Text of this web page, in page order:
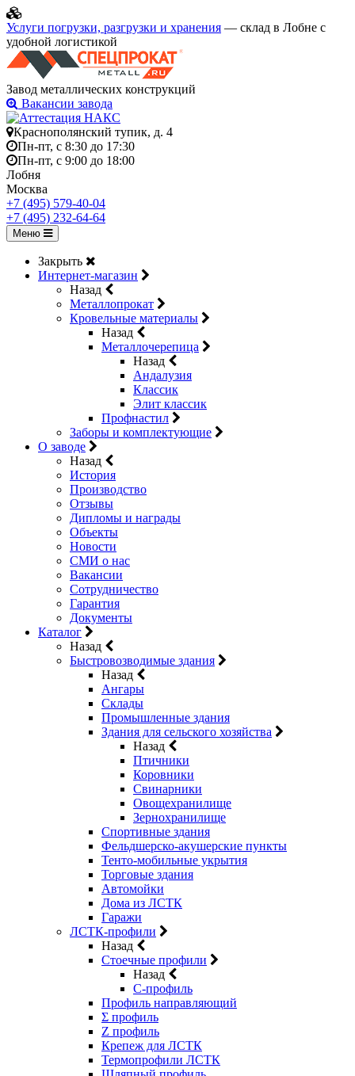
Услуги погрузки, разгрузки и хранения — склад в Лобне с
удобной логистикой
Завод металлических конструкций
Вакансии завода
Краснополянский тупик, д. 4
Пн-пт, с 8:30 до 17:30
Пн-пт, с 9:00 до 18:00
Лобня
Москва
+7 (495) 579-40-04
+7 (495) 232-64-64
Меню
Закрыть
Интернет-магазин
Назад
Металлопрокат
Кровельные материалы
Назад
Металлочерепица
Назад
Андалузия
Классик
Элит классик
Профнастил
Заборы и комплектующие
О заводе
Назад
История
Производство
Отзывы
Дипломы и награды
Объекты
Новости
СМИ о нас
Вакансии
Сотрудничество
Гарантия
Документы
Каталог
Назад
Быстровозводимые здания
Назад
Ангары
Склады
Промышленные здания
Здания для сельского хозяйства
Назад
Птичники
Коровники
Свинарники
Овощехранилище
Зернохранилище
Спортивные здания
Фельдшерско-акушерские пункты
Тенто-мобильные укрытия
Торговые здания
Автомойки
Дома из ЛСТК
Гаражи
ЛСТК-профили
Назад
Стоечные профили
Назад
C-профиль
Профиль направляющий
Σ профиль
Z профиль
Крепеж для ЛСТК
Термопрофили ЛСТК